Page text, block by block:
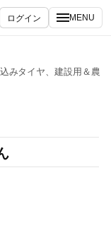
ログイン MENU
みタイヤ、建設用＆農